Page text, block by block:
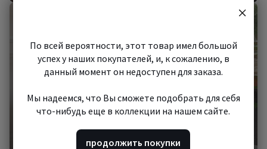
Начать шопинг
Начать
По всей вероятности, этот товар имел большой
успех у наших покупателей, и, к сожалению, в
данный момент он недоступен для заказа.
Мы надеемся, что Вы сможете подобрать для себя
что-нибудь еще в коллекции на нашем сайте.
продолжить покупки